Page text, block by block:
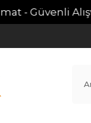
- Güvenli